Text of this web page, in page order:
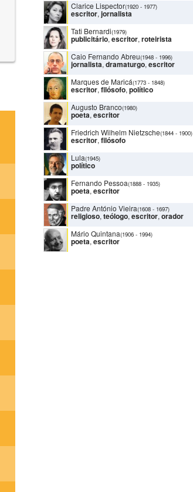
Clarice Lispector(1920 - 1977)
escritor, jornalista
Tati Bernardi(1979)
publicitário, escritor, roteirista
Caio Fernando Abreu(1948 - 1996)
jornalista, dramaturgo, escritor
Marques de Maricá(1773 - 1848)
escritor, filósofo, político
Augusto Branco(1980)
poeta, escritor
Friedrich Wilhelm Nietzsche(1844 - 1900)
escritor, filósofo
Lula(1945)
político
Fernando Pessoa(1888 - 1935)
poeta, escritor
Padre António Vieira(1608 - 1697)
religioso, teólogo, escritor, orador
Mário Quintana(1906 - 1994)
poeta, escritor